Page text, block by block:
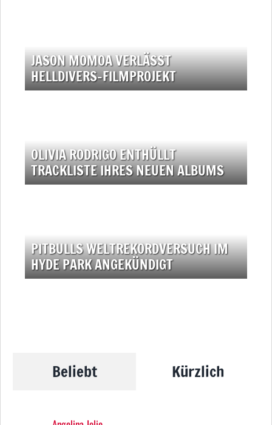
JASON MOMOA VERLÄSST
HELLDIVERS-FILMPROJEKT
OLIVIA RODRIGO ENTHÜLLT
TRACKLISTE IHRES NEUEN ALBUMS
PITBULLS WELTREKORDVERSUCH IM
HYDE PARK ANGEKÜNDIGT
Beliebt Kürzlich